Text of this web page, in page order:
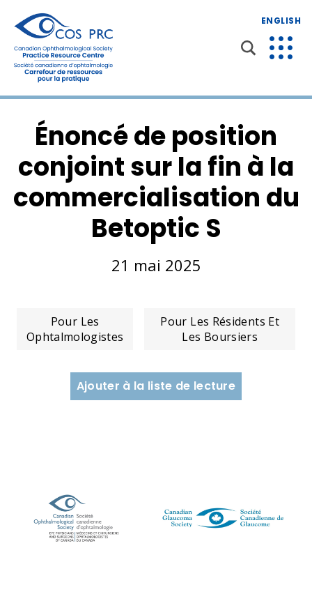
ENGLISH
Énoncé de position
conjoint sur la fin à la
commercialisation du
Betoptic S
21 mai 2025
Pour Les
Ophtalmologistes
Pour Les Résidents Et
Les Boursiers
Ajouter à la liste de lecture